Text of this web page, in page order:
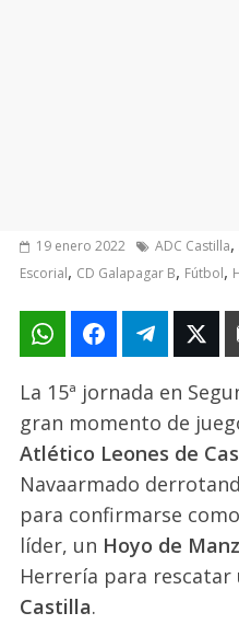
19 enero 2022 ADC Castilla,
Escorial, CD Galapagar B, Fútbol,
La 15ª jornada en
gran momento de
Atlético Leones de
Navaarmado
para confirmarse
líder, un Hoyo de
Herrería para
Castilla.